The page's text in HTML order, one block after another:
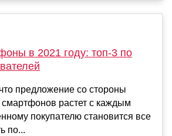
в 2021 году: топ-3 по
предложение со стороны
смартфонов растет с каждым
покупателю становится все
по...